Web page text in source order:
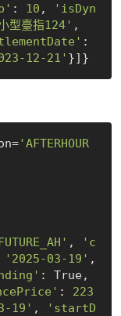
: 10 ,
'isDyn
型臺指124'
12-21'
'AFTERHOUR
,
'c
'2025-03-19'
: True
: 223
19' ,
'startD